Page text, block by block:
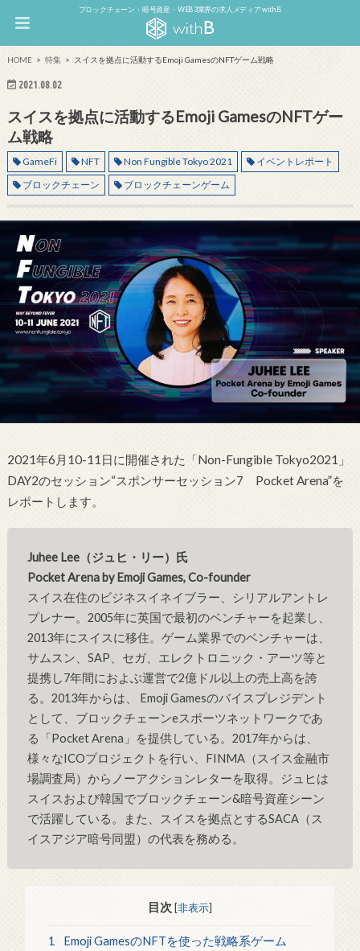
ブロックチェーン・暗号資産・WEB3業界の求人メディア withB
HOME 特集 スイスを拠点に活動するEmoji GamesのNFTゲーム戦略
2021.08.02
スイスを拠点に活動するEmoji GamesのNFTゲー
ム戦略
GameFi NFT Non Fungible Tokyo 2021
イベントレポート
ブロックチェーン
ブロックチェーンゲーム
2021年6月10-11日に開催された「Non-Fungible Tokyo2021」
DAY2のセッション“スポンサーセッション7 Pocket Arena”を
レポートします。
Juhee Lee（ジュヒ・リー）氏
Pocket Arena by Emoji Games, Co-founder
スイス在住のビジネスイネイブラー、シリアルアントレ
プレナー。2005年に英国で最初のベンチャーを起業し、
2013年にスイスに移住。ゲーム業界でのベンチャーは、
サムスン、SAP、セガ、エレクトロニック・アーツ等と
提携し7年間におよぶ運営で2億ドル以上の売上高を誇
る。2013年からは、 Emoji Gamesのバイスプレジデント
として、ブロックチェーンeスポーツネットワークであ
る「Pocket Arena」を提供している。2017年からは、
様々なICOプロジェクトを行い、FINMA（スイス金融市
場調査局）からノーアクションレターを取得。ジュヒは
スイスおよび韓国でブロックチェーン&暗号資産シーン
で活躍している。また、スイスを拠点とするSACA（ス
イスアジア暗号同盟）の代表を務める。
目次 [非表示]
1 Emoji GamesのNFTを使った戦略系ゲーム